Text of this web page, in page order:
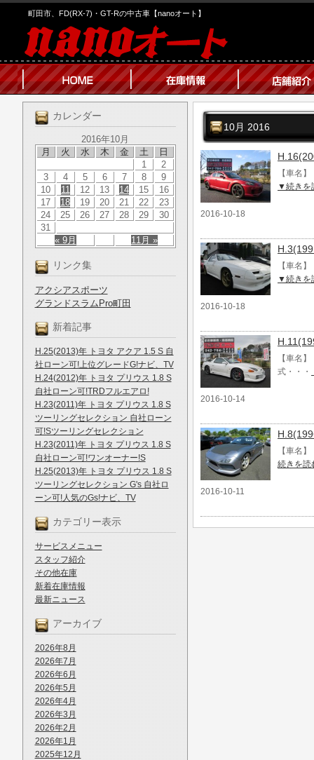
町田市、FD(RX-7)・GT-Rの中古車【nanoオート】
カレンダー
2016年10月
月
火 水 木 金 土 日
« 9月 11月 »
1
2
3
4 5 6 7 8
9
10
11 12 13 14 15
16
17
18 19 20 21 22
23
24
25 26 27 28 29
30
31
リンク集
アクシアスポーツ
グランドスラムPro町田
新着記事
H.25(2013)年 トヨタ アクア 1.5 S 自
社ローン可!上位グレードG!ナビ、TV
H.24(2012)年 トヨタ プリウス 1.8 S
自社ローン可!TRDフルエアロ!
H.23(2011)年 トヨタ プリウス 1.8 S
ツーリングセレクション 自社ローン
可!Sツーリングセレクション
H.23(2011)年 トヨタ プリウス 1.8 S
自社ローン可!ワンオーナー!S
H.25(2013)年 トヨタ プリウス 1.8 S
ツーリングセレクション G's 自社ロ
ーン可!人気のGs!ナビ、TV
カテゴリー表示
サービスメニュー
スタッフ紹介
その他在庫
新着在庫情報
最新ニュース
アーカイブ
2026年8月
2026年7月
2026年6月
2026年5月
2026年4月
2026年3月
2026年2月
2026年1月
2025年12月
10月 2016
【車名
▼続きを
2016-10-18
【車名
▼続きを
2016-10-18
【車名
式・・・
2016-10-14
【車名
続きを読
2016-10-11